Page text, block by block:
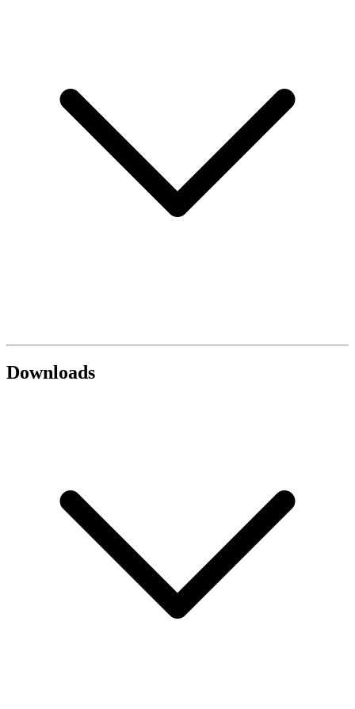
Downloads